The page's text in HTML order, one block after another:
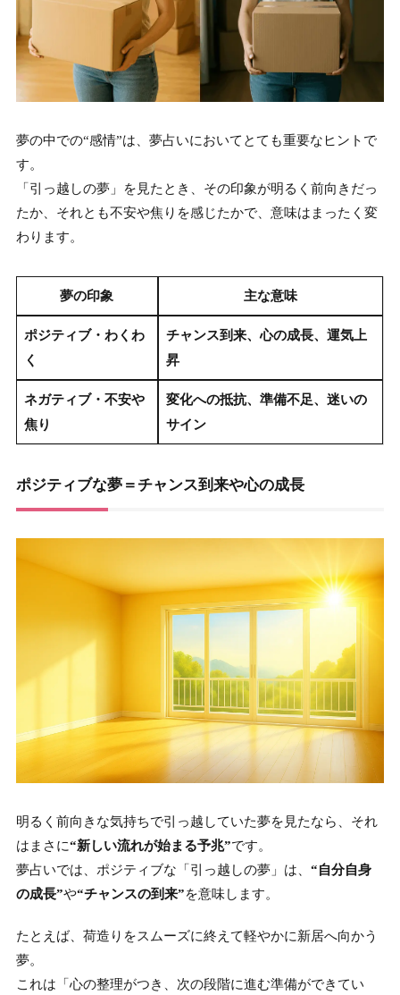
夢の中での“感情”は、夢占いにおいてとても重要なヒントで
す。
「引っ越しの夢」を見たとき、その印象が明るく前向きだっ
たか、それとも不安や焦りを感じたかで、意味はまったく変
わります。
夢の印象 主な意味
ポジティブ・わくわ
く
チャンス到来、心の成長、運気上
昇
ネガティブ・不安や
焦り
変化への抵抗、準備不足、迷いの
サイン
ポジティブな夢＝チャンス到来や心の成長
明るく前向きな気持ちで引っ越していた夢を見たなら、それ
はまさに“新しい流れが始まる予兆”です。
夢占いでは、ポジティブな「引っ越しの夢」は、 “自分自身
の成長”や“チャンスの到来”を意味します。
たとえば、荷造りをスムーズに終えて軽やかに新居へ向かう
夢。
これは「心の整理がつき、次の段階に進む準備ができてい